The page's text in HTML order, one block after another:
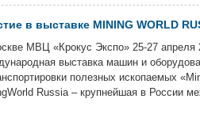
ориентиром и примером
великого праздника хотим
компании РУДГОРМАШ
в выставке MINING WORLD
МВЦ «Крокус Экспо» 25-27 апреля
выставка машин и
полезных ископаемых
Russia – крупнейшая в России